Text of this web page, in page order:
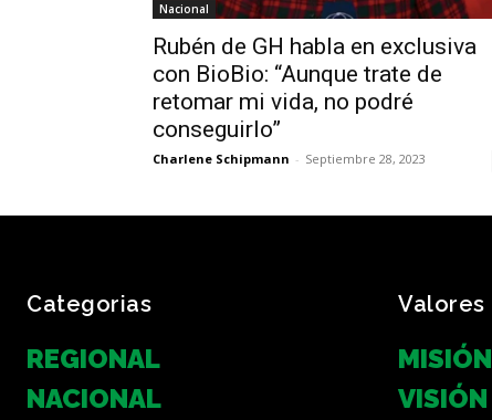
Nacional
Rubén de GH habla en exclusiva
con BioBio: “Aunque trate de
retomar mi vida, no podré
conseguirlo”
Charlene Schipmann - Septiembre 28, 2023
Categorias
REGIONAL
NACIONAL
Valores
MISIÓN
VISIÓN